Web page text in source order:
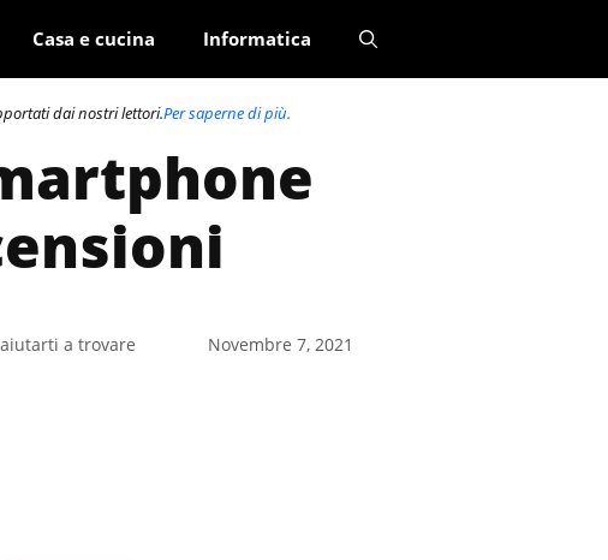
Casa e cucina Informatica
dai nostri lettori.Per saperne di più.
a trovare
Novembre 7, 2021